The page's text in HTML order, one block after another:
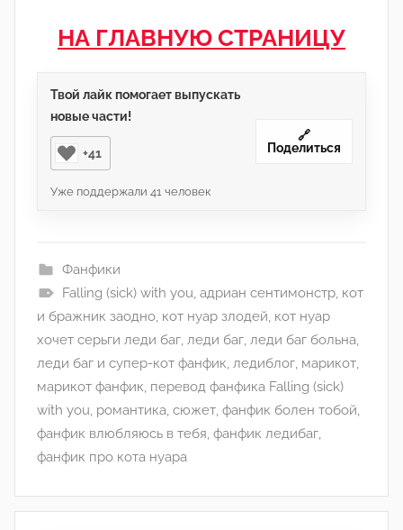
НА ГЛАВНУЮ СТРАНИЦУ
Твой лайк помогает выпускать
новые части!
+41
Уже поддержали 41 человек
🔗
Поделиться
Фанфики
Falling (sick) with you, адриан сентимонстр, кот
и бражник заодно, кот нуар злодей, кот нуар
хочет серьги леди баг, леди баг, леди баг больна,
леди баг и супер-кот фанфик, ледиблог, марикот,
марикот фанфик, перевод фанфика Falling (sick)
with you, романтика, сюжет, фанфик болен тобой,
фанфик влюбляюсь в тебя, фанфик ледибаг,
фанфик про кота нуара